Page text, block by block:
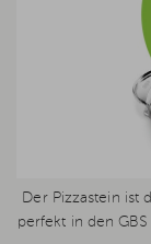
Der Pizzastein ist
perfekt in den